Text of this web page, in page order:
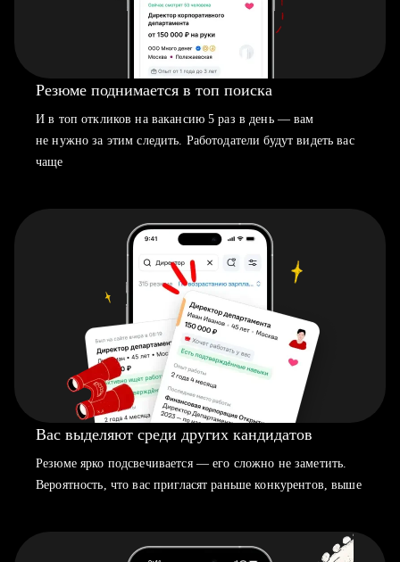
Резюме поднимается в топ поиска
И в топ откликов на вакансию 5 раз в день — вам
не нужно за этим следить. Работодатели будут видеть вас
чаще
Вас выделяют среди других кандидатов
Резюме ярко подсвечивается — его сложно не заметить.
Вероятность, что вас пригласят раньше конкурентов, выше